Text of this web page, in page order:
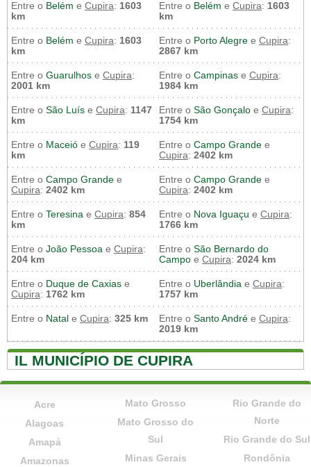
Entre o Belém e Cupira: 1603
km
Entre o Belém e Cupira: 1603
km
Entre o Belém e Cupira: 1603
km
Entre o Porto Alegre e Cupira:
2867 km
Entre o Guarulhos e Cupira:
2001 km
Entre o Campinas e Cupira:
1984 km
Entre o São Luís e Cupira: 1147
km
Entre o São Gonçalo e Cupira:
1754 km
Entre o Maceió e Cupira: 119
km
Entre o Campo Grande e
Cupira: 2402 km
Entre o Campo Grande e
Cupira: 2402 km
Entre o Campo Grande e
Cupira: 2402 km
Entre o Teresina e Cupira: 854
km
Entre o Nova Iguaçu e Cupira:
1766 km
Entre o João Pessoa e Cupira:
204 km
Entre o São Bernardo do
Campo e Cupira: 2024 km
Entre o Duque de Caxias e
Cupira: 1762 km
Entre o Uberlândia e Cupira:
1757 km
Entre o Natal e Cupira: 325 km Entre o Santo André e Cupira:
2019 km
IL MUNICÍPIO DE CUPIRA
Acre
Alagoas
Amapá
Amazonas
Mato Grosso
Mato Grosso do
Sul
Minas Gerais
Rio Grande do
Norte
Rio Grande do Sul
Rondônia